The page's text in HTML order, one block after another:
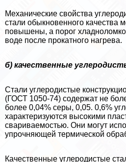
Механические свойства
стали обыкновенного качества
повышены, а порог
воде после прокатного нагрева.
б) качественные
Стали углеродистые
(ГОСТ 1050-74) содержат не
более 0,04% серы, 0,05. 0,6%
хаpaктеризуются высокими
свариваемостью. Они могут
упрочняющей термической
Качественные углеродистые